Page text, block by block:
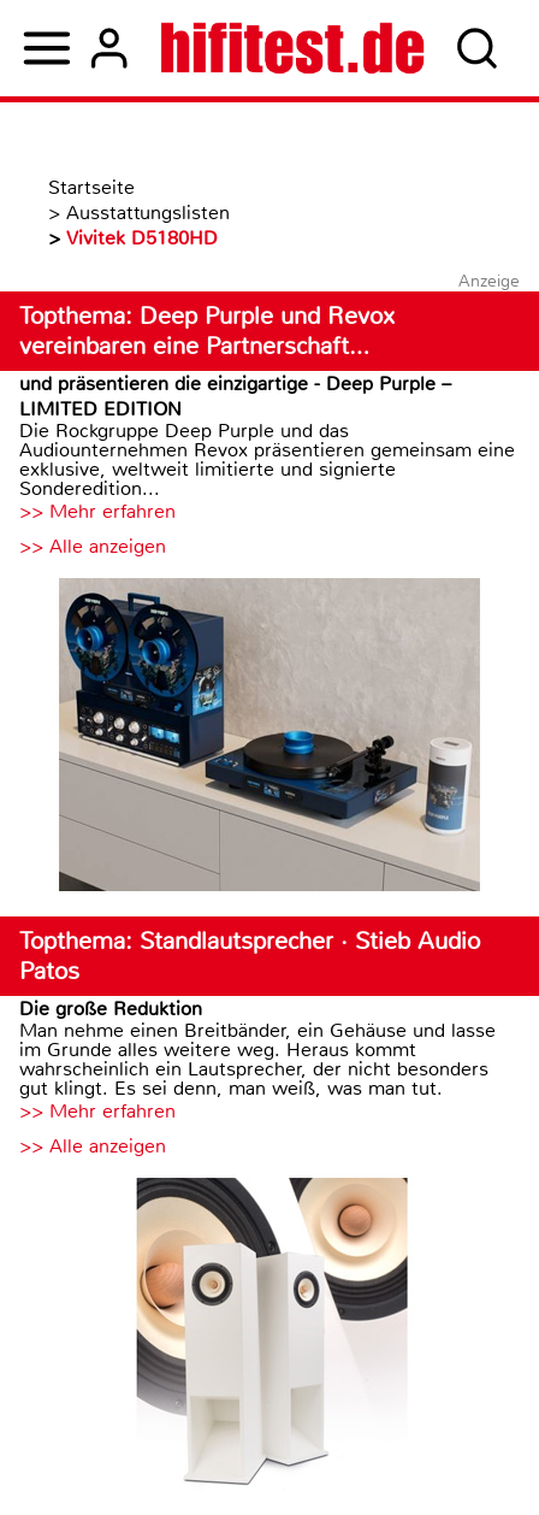
Startseite
> Ausstattungslisten
> Vivitek D5180HD
Anzeige
Topthema: Deep Purple und Revox
vereinbaren eine Partnerschaft…
und präsentieren die einzigartige - Deep Purple –
LIMITED EDITION
Die Rockgruppe Deep Purple und das
Audiounternehmen Revox präsentieren gemeinsam eine
exklusive, weltweit limitierte und signierte
Sonderedition...
>> Mehr erfahren
>> Alle anzeigen
Topthema: Standlautsprecher · Stieb Audio
Patos
Die große Reduktion
Man nehme einen Breitbänder, ein Gehäuse und lasse
im Grunde alles weitere weg. Heraus kommt
wahrscheinlich ein Lautsprecher, der nicht besonders
gut klingt. Es sei denn, man weiß, was man tut.
>> Mehr erfahren
>> Alle anzeigen